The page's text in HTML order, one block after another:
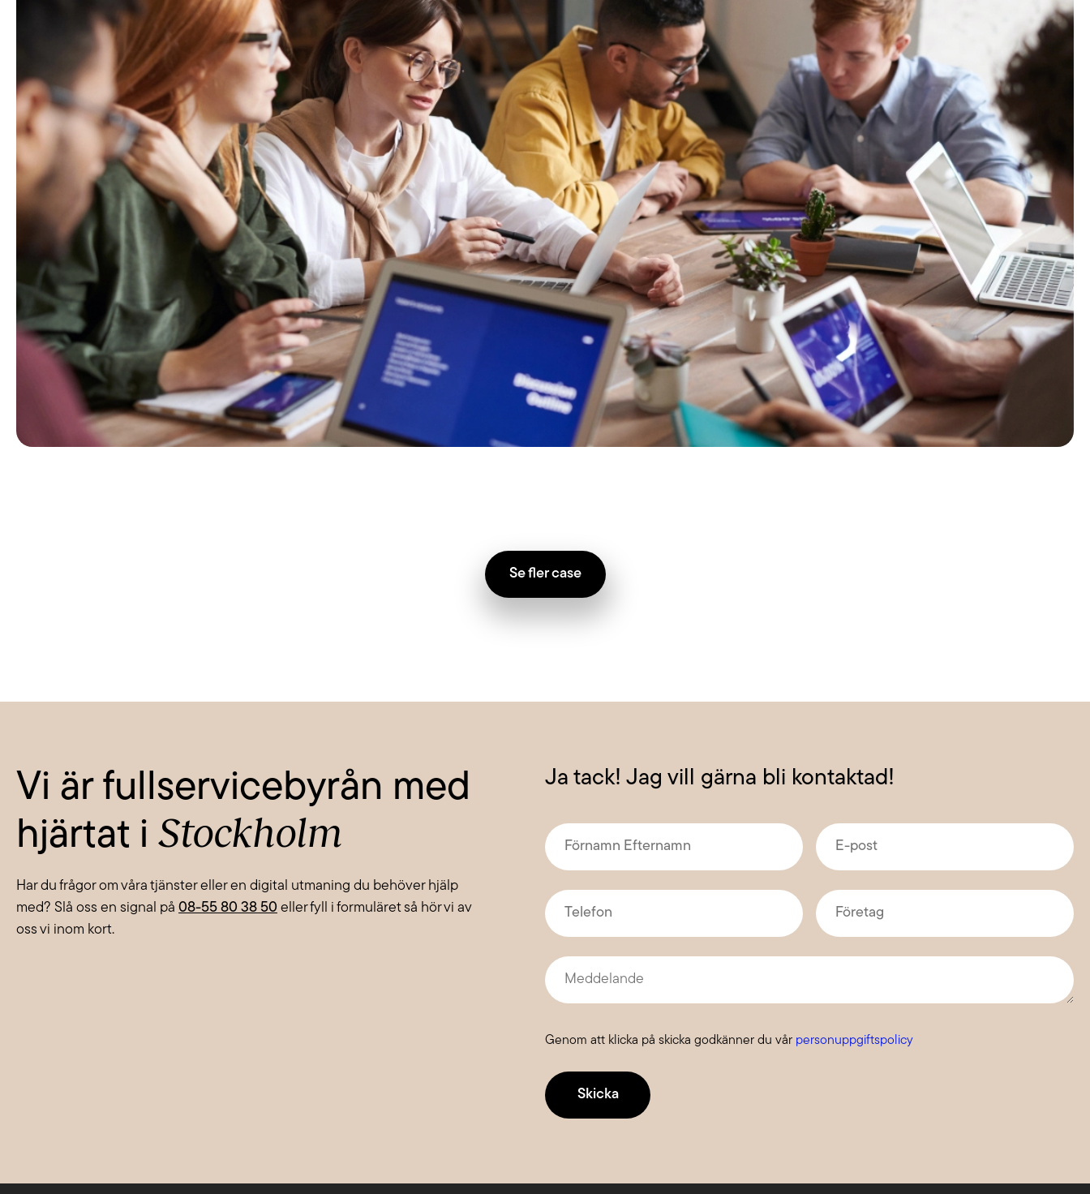
Se fler case
Vi är fullservicebyrån med
hjärtat i Stockholm
Har du frågor om våra tjänster eller en digital utmaning du behöver hjälp
med? Slå oss en signal på 08-55 80 38 50 eller fyll i formuläret så hör vi av
oss vi inom kort.
Ja tack! Jag vill gärna bli kontaktad!
Förnamn
Efternamn*
E-
post*
Telefon Företag
Meddelande
Genom att klicka på skicka godkänner du vår personuppgiftspolicy